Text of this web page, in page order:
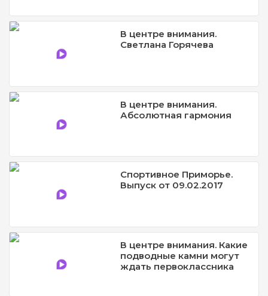
В центре внимания.
Светлана Горячева
В центре внимания.
Абсолютная гармония
Спортивное Приморье.
Выпуск от 09.02.2017
В центре внимания. Какие
подводные камни могут
ждать первоклассника